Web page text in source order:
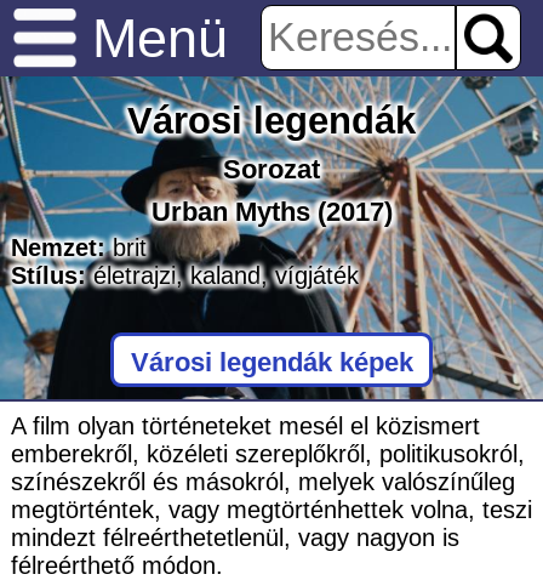
Menü
Városi legendák
Sorozat
Urban Myths(2017)
Nemzet: brit
Stílus: életrajzi,kaland,vígjáték
Városi legendák képek
A film olyan történeteket mesél el közismert
emberekről, közéleti szereplőkről, politikusokról,
színészekről és másokról, melyek valószínűleg
megtörténtek, vagy megtörténhettek volna, teszi
mindezt félreérthetetlenül, vagy nagyon is
félreérthető módon.